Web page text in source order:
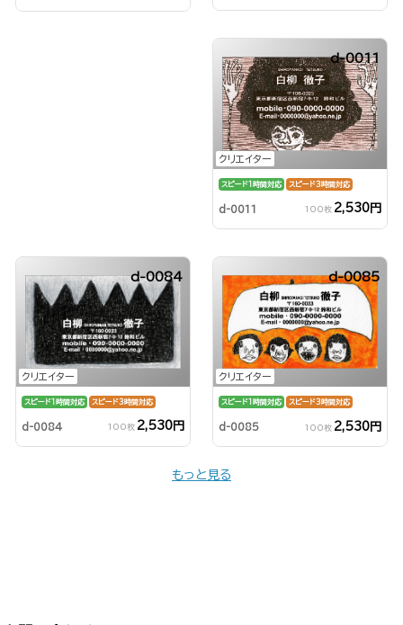
クリエイター
d-0011
スピード1時間対応 スピード3時間対応
d-0011 100枚 2,530円
クリエイター
d-0084
スピード1時間対応 スピード3時間対応
d-0084 100枚 2,530円
クリエイター
d-0085
スピード1時間対応 スピード3時間対応
d-0085 100枚 2,530円
もっと見る